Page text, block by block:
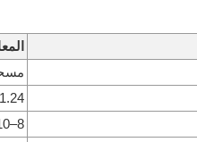
1.24
8–10